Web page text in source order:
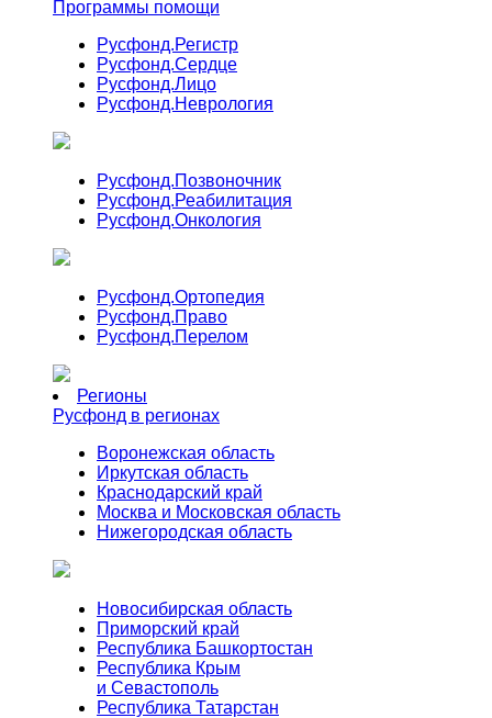
Программы помощи
Русфонд.Регистр
Русфонд.Сердце
Русфонд.Лицо
Русфонд.Неврология
Русфонд.Позвоночник
Русфонд.Реабилитация
Русфонд.Онкология
Русфонд.Ортопедия
Русфонд.Право
Русфонд.Перелом
Регионы
Русфонд в регионах
Воронежская область
Иркутская область
Краснодарский край
Москва и Московская область
Нижегородская область
Новосибирская область
Приморский край
Республика Башкортостан
Республика Крым
и Севастополь
Республика Татарстан